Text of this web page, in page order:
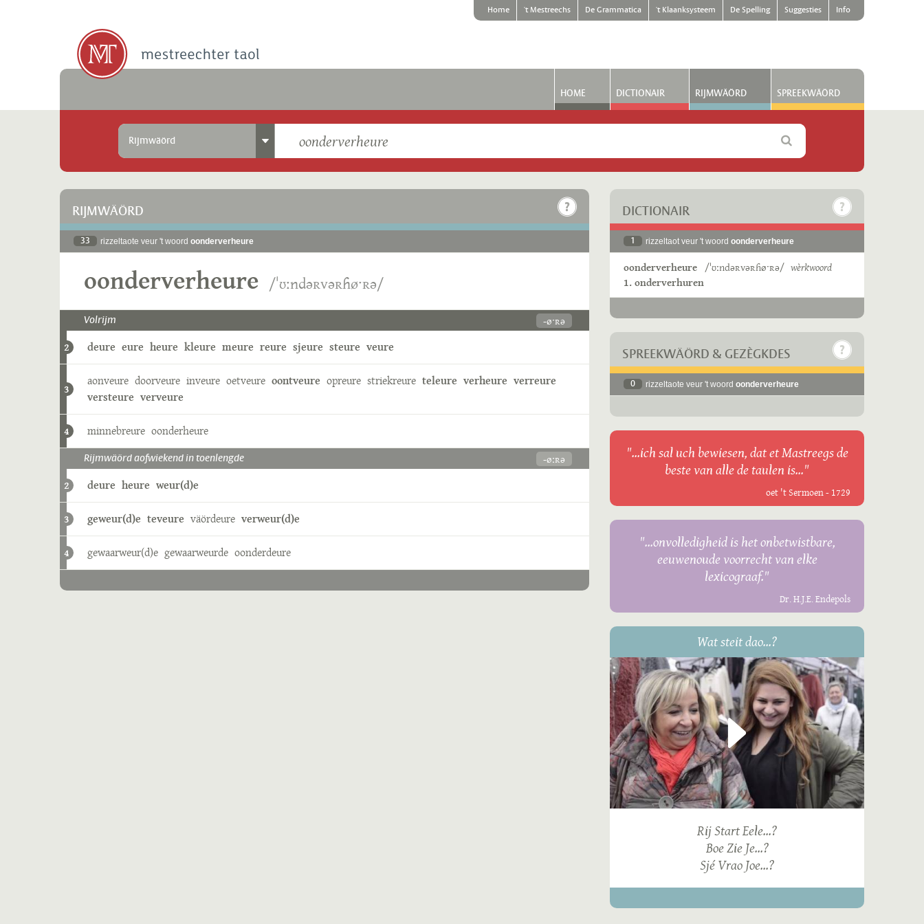
Home 't Mestreechs De Grammatica 't Klaanksysteem De Spelling Suggesties Info
HOME DICTIONAIR RIJMWÄÖRD SPREEKWÄÖRD
Rijmwäörd
RIJMWÄÖRD
33 rizzeltaote veur 't woord oonderverheure
oonderverheure /ˈʊːndəʀvəʀɦøˑʀə/
Volrijm -øˑʀə
2 deure eure heure kleure meure reure sjeure steure veure
3
aonveure doorveure inveure oetveure oontveure opreure striekreure teleure verheure verreure
versteure verveure
4 minnebreure oonderheure
Rijmwäörd aofwiekend in toenlengde -øːʀə
2 deure heure weur(d)e
3 geweur(d)e teveure väördeure verweur(d)e
4 gewaarweur(d)e gewaarweurde oonderdeure
DICTIONAIR
1 rizzeltaot veur 't woord oonderverheure
oonderverheure /ˈʊːndəʀvəʀɦøˑʀə/ wèrkwoord
1. onderverhuren
SPREEKWÄÖRD & GEZÈGKDES
0 rizzeltaote veur 't woord oonderverheure
"...ich sal uch bewiesen, dat et Mastreegs de
beste van alle de taulen is..."
oet 't Sermoen - 1729
"...onvolledigheid is het onbetwistbare,
eeuwenoude voorrecht van elke
lexicograaf."
Dr. H.J.E. Endepols
Wat steit dao...?
Rij Start Eele...?
Boe Zie Je...?
Sjé Vrao Joe...?